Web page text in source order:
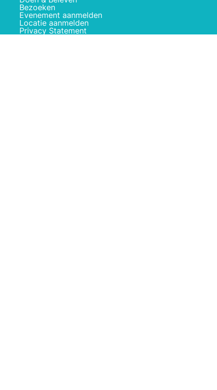
Bezoeken
Evenement aanmelden
Locatie aanmelden
Privacy Statement